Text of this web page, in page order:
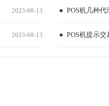
2023-08-13 ● POS机几种代
2023-08-13 ● POS机提示交